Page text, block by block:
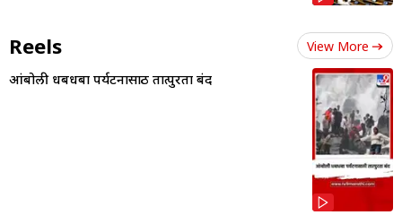
Reels View More
आंबोली धबधबा पर्यटनासाठी तात्पुरता बंद